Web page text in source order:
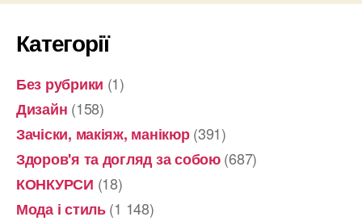
Категорії
Без рубрики (1)
Дизайн (158)
Зачіски, макіяж, манікюр(391)
Здоров'я та догляд за собою(687)
КОНКУРСИ (18)
Мода і стиль(1 148)